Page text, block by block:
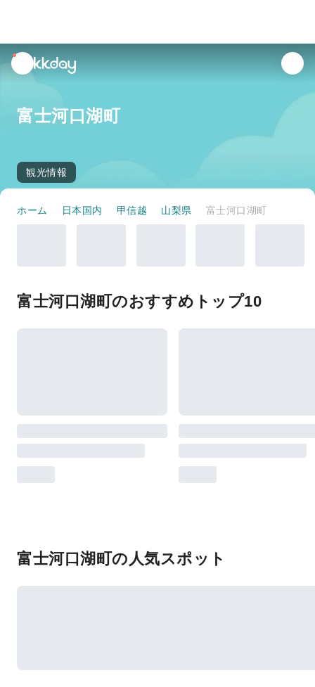
unread
notifications
富士河口湖町
観光情報
ホーム 日本国内 甲信越 山梨県 富士河口湖町
富士河口湖町のおすすめトップ10
富士河口湖町の人気スポット